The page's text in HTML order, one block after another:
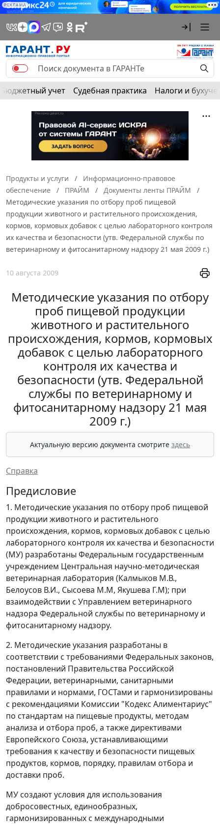
РЕКЛАМА
Бюджетный учет Судебная практика Налоги и
Продукты и услуги
Информационно-правовое
обеспечение
ПРАЙМ
Документы ленты ПРАЙМ
Методические указания по отбору проб пищевой
продукции животного и растительного происхождения,
кормов, кормовых добавок с целью лабораторного контроля
их качества и безопасности (утв. Федеральной службы по
ветеринарному и фитосанитарному надзору 21 мая 2009 г.)
10 августа 2009
Методические указания по отбору
проб пищевой продукции
животного и растительного
происхождения, кормов, кормовых
добавок с целью лабораторного
контроля их качества и
безопасности (утв. Федеральной
службы по ветеринарному и
фитосанитарному надзору 21 мая
2009 г.)
Актуальную версию документа смотрите здесь
Справка
Предисловие
1. Методические указания по отбору проб пищевой
продукции животного и растительного
происхождения, кормов, кормовых добавок с целью
лабораторного контроля их качества и безопасности
(МУ) разработаны Федеральным государственным
учреждением Центральная научно-методическая
ветеринарная лаборатория (Калмыков М.В.,
Белоусов В.И., Сысоева М.М, Якушева Г.М); при
взаимодействии с Управлением ветеринарного
надзора Федеральной службы по ветеринарному и
фитосанитарному надзору.
2. Методические указания разработаны в
соответствии с требованиями Федеральных законов,
постановлений Правительства Российской
Федерации, ветеринарными, санитарными
правилами и нормами, ГОСТами и гармонизированы
с рекомендациями Комиссии "Кодекс Алиментариус"
по стандартам на пищевые продукты, методам
анализа и отбора проб, а также директивами
Европейского Союза, устанавливающими
требования к качеству и безопасности пищевых
продуктов, кормов, порядку, правилам отбора и
доставки проб.
МУ создают условия для использования
добросовестных, единообразных,
гармонизированных с международными